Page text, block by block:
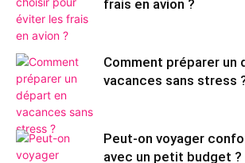
frais en avion ?
Comment préparer un
vacances sans stress
Peut-on voyager
avec un petit budget ?